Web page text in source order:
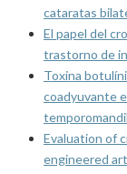
cataratas
El papel del
trastorno de
Toxina
coadyuvante
Evaluation of
engineered